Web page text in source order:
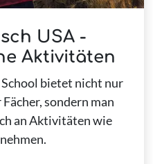
USA -
Aktivitäten
bietet nicht nur
sondern man
an Aktivitäten wie